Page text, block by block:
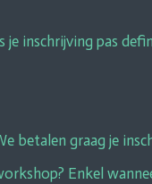
inschrijving pas
betalen graag je
Enkel